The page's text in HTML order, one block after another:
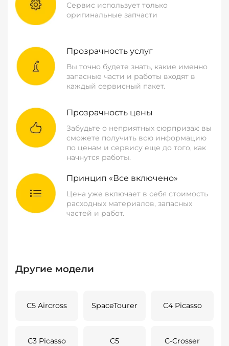
Сервис использует только
оригинальные запчасти
Прозрачность услуг
Вы точно будете знать, какие именно
запасные части и работы входят в
каждый сервисный пакет.
Прозрачность цены
Забудьте о неприятных сюрпризах: вы
сможете получить всю информацию
по ценам и сервису еще до того, как
начнутся работы.
Принцип «Все включено»
Цена уже включает в себя стоимость
расходных материалов, запасных
частей и работ.
Другие модели
C5 Aircross SpaceTourer C4 Picasso
C3 Picasso C5 C-Crosser